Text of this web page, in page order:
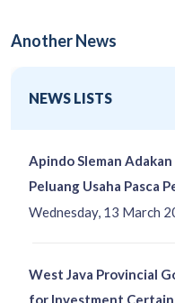
Another News
NEWS LISTS
Wednesday, 13 March
Apindo Sleman
Peluang Usaha Pasca
West Java Provincial
for Investment